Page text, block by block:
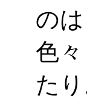
の
色
た